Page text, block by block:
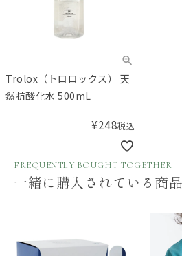
Trolox（トロロックス） 天
然抗酸化水 500mL
¥248税込
FREQUENTLY BOUGHT TOGETHER
一緒に購入されている商品